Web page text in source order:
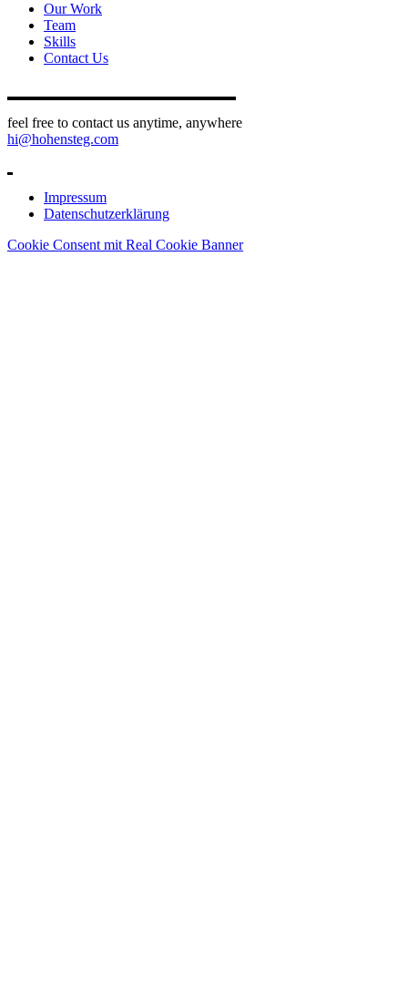
Our Work
Team
Skills
Contact Us
feel free to contact us anytime, anywhere
hi@hohensteg.com
Impressum
Datenschutzerklärung
Cookie Consent mit Real Cookie Banner